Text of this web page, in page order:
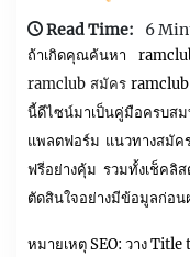
Read Time: 6
ถ้าเกิดคุณค้นหา
ramclub สมัคร ramclub
นี้ดีไซน์มาเป็นคู่มือครบส
แพลตฟอร์ม แนวทางสมัค
ฟรีอย่างคุ้ม รวมทั้งเช็คลิ
ตัดสินใจอย่างมีข้อมูลก่อน
หมายเหตุ SEO: วาง